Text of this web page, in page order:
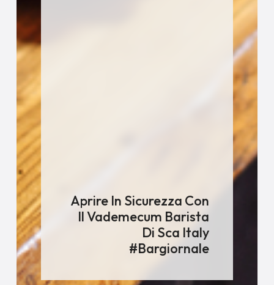
Aprire In Sicurezza Con
Il Vademecum Barista
Di Sca Italy
#bargiornale